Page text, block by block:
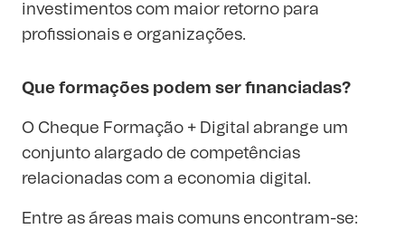
investimentos com maior retorno para
profissionais e organizações.
Que formações podem ser financiadas?
O Cheque Formação + Digital abrange um
conjunto alargado de competências
relacionadas com a economia digital.
Entre as áreas mais comuns encontram-se: